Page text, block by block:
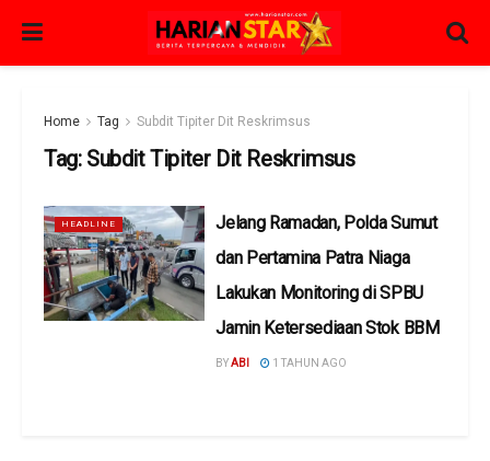
Home Tag Subdit Tipiter Dit Reskrimsus
Tag: Subdit Tipiter Dit Reskrimsus
HEADLINE
Jelang Ramadan, Polda Sumut
dan Pertamina Patra Niaga
Lakukan Monitoring di SPBU
Jamin Ketersediaan Stok BBM
BYABI 1 TAHUN AGO